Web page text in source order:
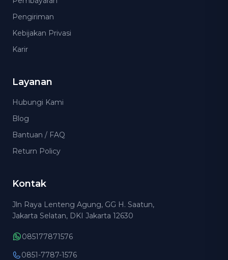
Pengiriman
Kebijakan Privasi
Karir
Layanan
Hubungi Kami
Blog
Bantuan / FAQ
Return Policy
Kontak
Jln Raya Lenteng Agung, GG H. Saatun,
Jakarta Selatan, DKI Jakarta 12630
085177871576
0851-7787-1576